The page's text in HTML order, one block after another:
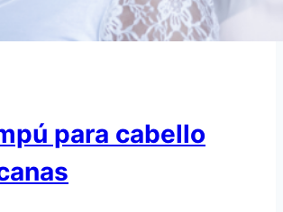
para cabello